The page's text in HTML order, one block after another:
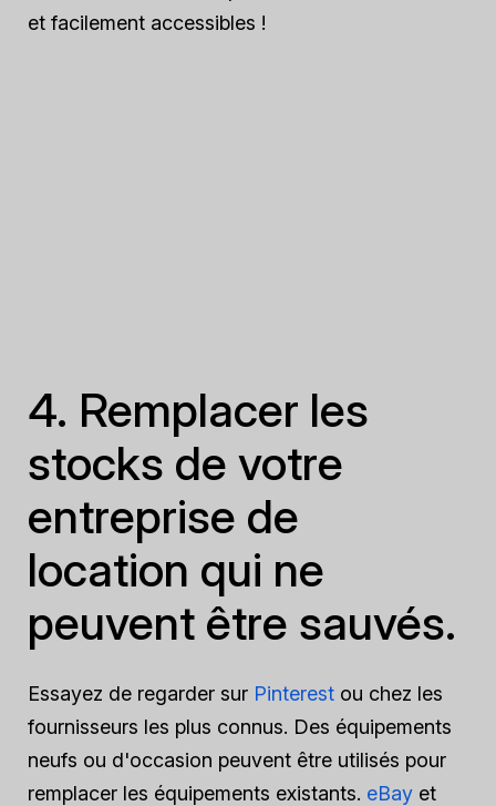
et facilement accessibles !
4. Remplacer les
stocks de votre
entreprise de
location qui ne
peuvent être sauvés.
Essayez de regarder sur Pinterest ou chez les
fournisseurs les plus connus. Des équipements
neufs ou d'occasion peuvent être utilisés pour
remplacer les équipements existants. eBay et